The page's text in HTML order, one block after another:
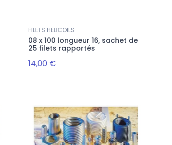
FILETS HELICOILS
08 x 100 longueur 16, sachet de
25 filets rapportés
14,00 €